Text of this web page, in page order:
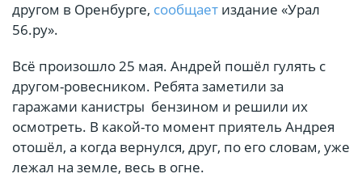
другом в Оренбурге, сообщает издание «Урал
56.ру».
Всё произошло 25 мая. Андрей пошёл гулять с
другом-ровесником. Ребята заметили за
гаражами канистры бензином и решили их
осмотреть. В какой-то момент приятель Андрея
отошёл, а когда вернулся, друг, по его словам, уже
лежал на земле, весь в огне.